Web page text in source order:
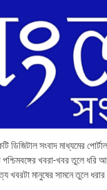
ডিজিটাল সংবাদ মাধ্যমের
খবরা-খবর তুলে ধরি
খবরটা মানুষের সামনে তুলে ধরার